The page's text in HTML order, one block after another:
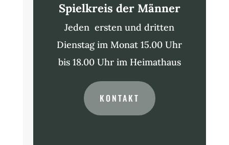
Spielkreis der Männer
Jeden ersten und dritten
Dienstag im Monat 15.00 Uhr
bis 18.00 Uhr im Heimathaus
KONTAKT